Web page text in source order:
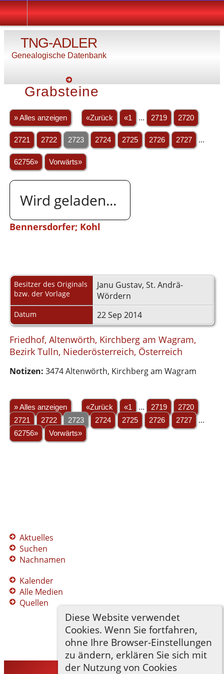
TNG-ADLER
Genealogische Datenbank
Diese Website verwendet
Cookies. Wenn Sie fortfahren,
ohne Ihre Browser-Einstellungen
zu ändern, erklären Sie sich mit
der Nutzung von Cookies
Grabsteine
» Alles anzeigen «Zurück «1 ... 2719 2720
2721 2722 2723 2724 2725 2726 2727 ...
62756» Vorwärts»
Wird geladen...
Bennersdorfer; Kohl
Besitzer des Originals
bzw. der Vorlage
Janu Gustav, St. Andrä-
Wördern
Datum 22 Sep 2014
Friedhof, Altenwörth, Kirchberg am Wagram,
Bezirk Tulln, Niederösterreich, Österreich
Notizen: 3474 Altenwörth, Kirchberg am Wagram
» Alles anzeigen «Zurück «1 ... 2719
2720
2721
2722 2723 2724 2725 2726 2727
...
62756»
Vorwärts»
Aktuelles
Suchen
Nachnamen
Kalender
Alle Medien
Quellen